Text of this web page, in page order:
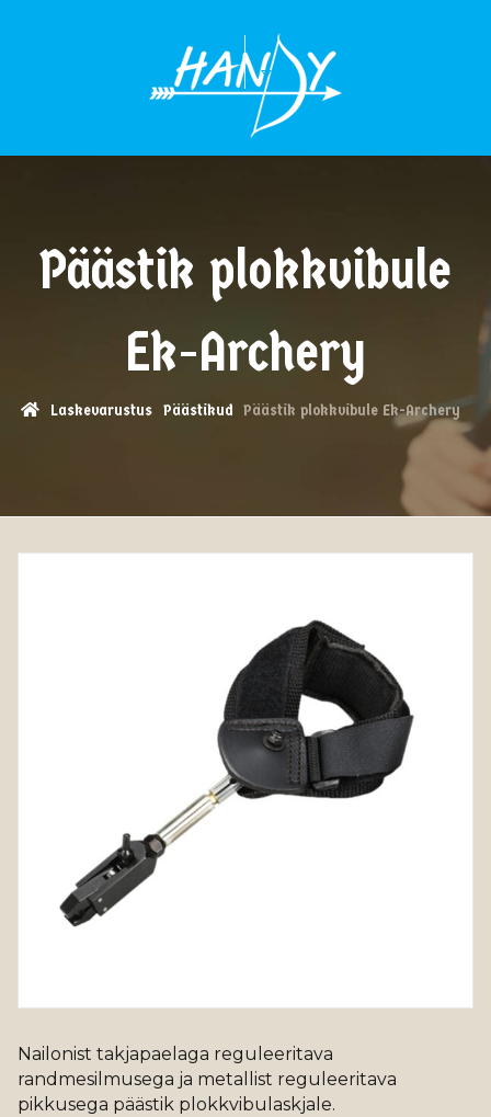
Päästik plokkvibule
Ek-Archery
Laskevarustus Päästikud Päästik plokkvibule Ek-Archery
Nailonist takjapaelaga reguleeritava
randmesilmusega ja metallist reguleeritava
pikkusega päästik plokkvibulaskjale.